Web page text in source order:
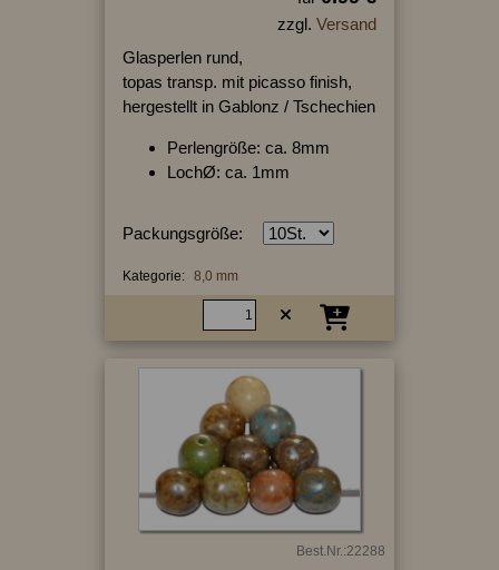
zzgl. Versand
Glasperlen rund,
topas transp. mit picasso finish,
hergestellt in Gablonz / Tschechien
Perlengröße: ca. 8mm
LochØ: ca. 1mm
Packungsgröße:
Kategorie: 8,0 mm
Best.Nr.:22288